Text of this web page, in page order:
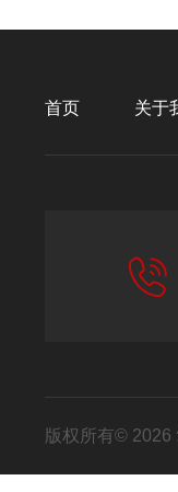
首页 关于
版权所有©